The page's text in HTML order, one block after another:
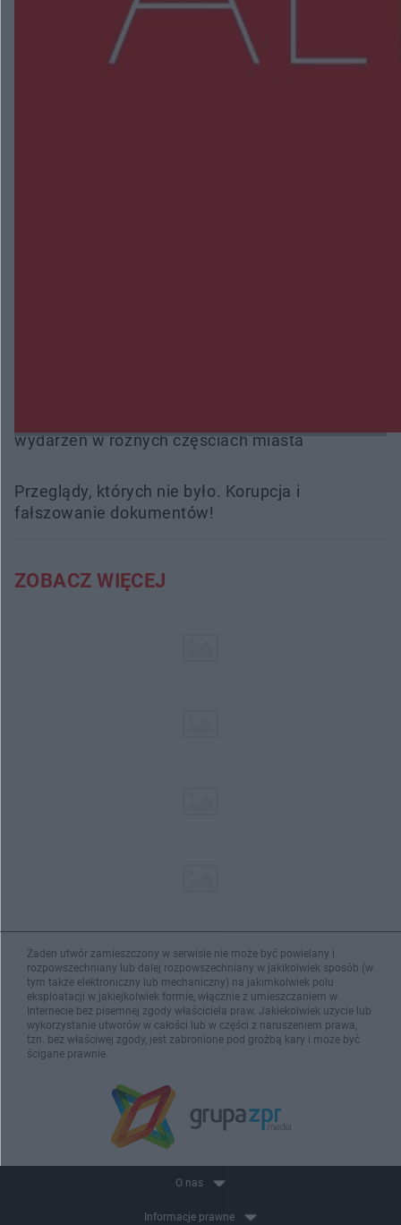
Więcej
wydarzeń w różnych częściach miasta
Przeglądy, których nie było. Korupcja i
fałszowanie dokumentów!
ZOBACZ WIĘCEJ
Żaden utwór zamieszczony w serwisie nie może być powielany i
rozpowszechniany lub dalej rozpowszechniany w jakikolwiek sposób (w
tym także elektroniczny lub mechaniczny) na jakimkolwiek polu
eksploatacji w jakiejkolwiek formie, włącznie z umieszczaniem w
Internecie bez pisemnej zgody właściciela praw. Jakiekolwiek użycie lub
wykorzystanie utworów w całości lub w części z naruszeniem prawa,
tzn. bez właściwej zgody, jest zabronione pod groźbą kary i może być
ścigane prawnie.
O nas
Informacje prawne